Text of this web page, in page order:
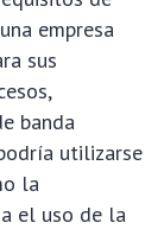
empresa
sus
banda
utilizarse
la
el uso de la